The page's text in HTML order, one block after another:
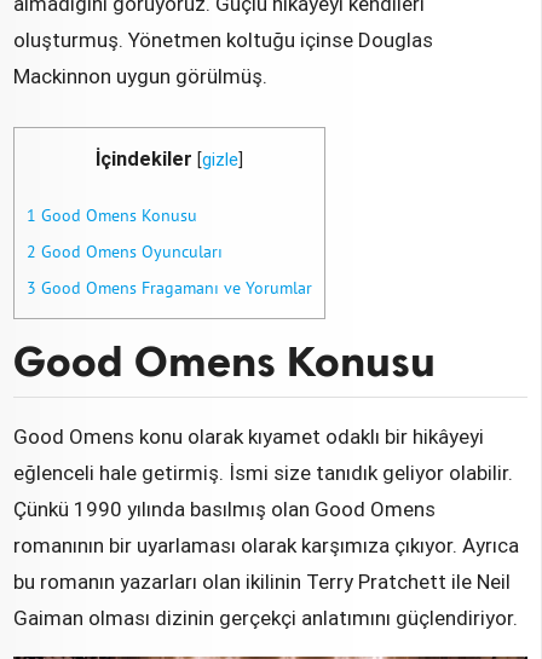
oluşturmuş. Yönetmen koltuğu içinse Douglas
Mackinnon uygun görülmüş.
İçindekiler [gizle]
1 Good Omens Konusu
2 Good Omens Oyuncuları
3 Good Omens Fragamanı ve Yorumlar
Good Omens Konusu
Good Omens konu olarak kıyamet odaklı bir hikâyeyi
eğlenceli hale getirmiş. İsmi size tanıdık geliyor olabilir.
Çünkü 1990 yılında basılmış olan Good Omens
romanının bir uyarlaması olarak karşımıza çıkıyor. Ayrıca
bu romanın yazarları olan ikilinin Terry Pratchett ile Neil
Gaiman olması dizinin gerçekçi anlatımını güçlendiriyor.